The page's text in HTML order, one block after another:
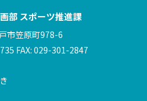
部 スポーツ推進課
市笠原町978-6
FAX: 029-301-2847